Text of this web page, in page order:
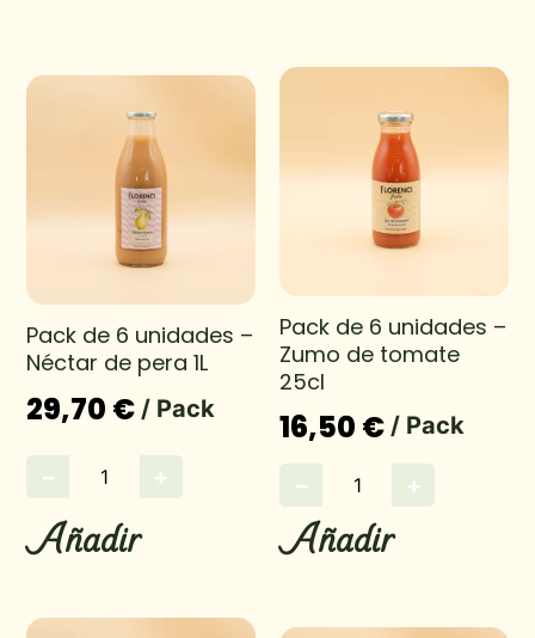
Pack de 6 unidades –
Néctar de pera 1L
29,70 € / Pack
− +
Añadir
Pack de 6 unidades –
Zumo de tomate
25cl
16,50 € / Pack
− +
Añadir